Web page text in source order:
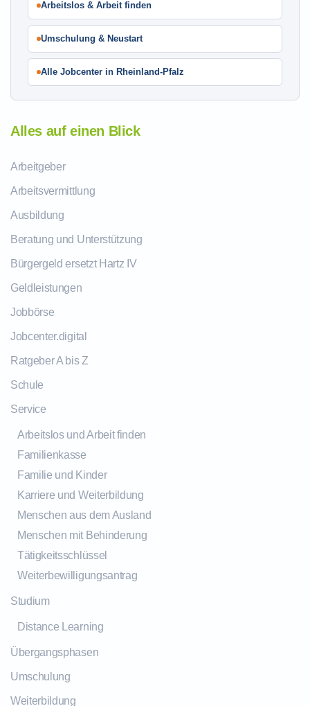
Arbeitslos & Arbeit finden
Umschulung & Neustart
Alle Jobcenter in Rheinland-Pfalz
Alles auf einen Blick
Arbeitgeber
Arbeitsvermittlung
Ausbildung
Beratung und Unterstützung
Bürgergeld ersetzt Hartz IV
Geldleistungen
Jobbörse
Jobcenter.digital
Ratgeber A bis Z
Schule
Service
Arbeitslos und Arbeit finden
Familienkasse
Familie und Kinder
Karriere und Weiterbildung
Menschen aus dem Ausland
Menschen mit Behinderung
Tätigkeitsschlüssel
Weiterbewilligungsantrag
Studium
Distance Learning
Übergangsphasen
Umschulung
Weiterbildung